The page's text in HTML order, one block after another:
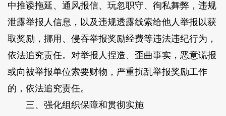
中推诿拖延、通风报信、玩忽职守、徇私舞弊，违规
泄露举报人信息，以及违规透露线索给他人举报以获
取奖励，挪用、侵吞举报奖励经费等违法违纪行为，
依法追究责任。对举报人捏造、歪曲事实，恶意谎报
或向被举报单位索要财物，严重扰乱举报奖励工作
的，依法追究责任。
三、强化组织保障和贯彻实施